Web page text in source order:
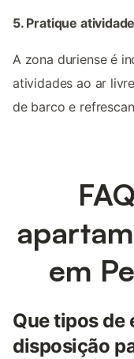
5. Pratique
A zona duriense é
atividades ao ar
de barco e
em
Que tipos de
disposição